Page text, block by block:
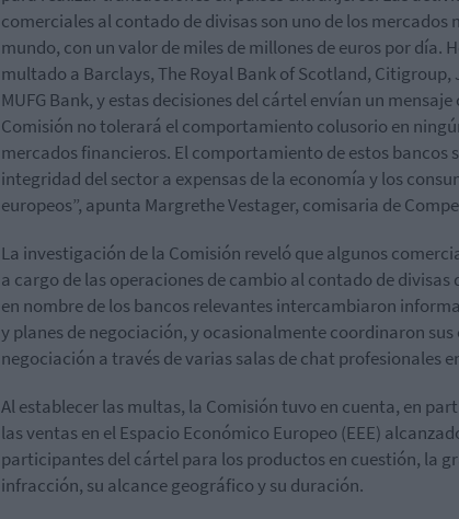
comerciales al contado de divisas son uno de los mercados
mundo, con un valor de miles de millones de euros por día.
multado a Barclays, The Royal Bank of Scotland, Citigroup,
MUFG Bank, y estas decisiones del cártel envían un mensaje
Comisión no tolerará el comportamiento colusorio en
mercados financieros. El comportamiento de estos bancos
integridad del sector a expensas de la economía y los
europeos”, apunta Margrethe Vestager, comisaria de
La investigación de la Comisión reveló que algunos
a cargo de las operaciones de cambio al contado de divisas
en nombre de los bancos relevantes intercambiaron
y planes de negociación, y ocasionalmente coordinaron
negociación a través de varias salas de chat profesionales
Al establecer las multas, la Comisión tuvo en cuenta, en
las ventas en el Espacio Económico Europeo (EEE)
participantes del cártel para los productos en cuestión, la
infracción, su alcance geográfico y su duración.